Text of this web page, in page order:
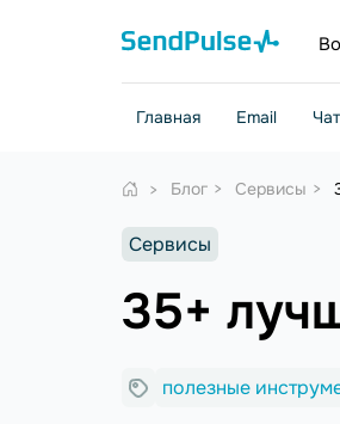
Главная Email
Блог Сервисы
Сервисы
35+
полезные